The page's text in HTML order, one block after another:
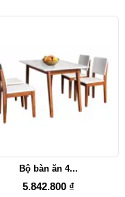
Bộ bàn ăn 4...
5.842.800 ₫